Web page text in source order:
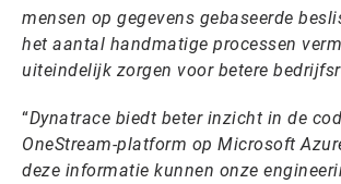
mensen op gegevens gebaseerde
het aantal handmatige processen
uiteindelijk zorgen voor betere
“Dynatrace biedt beter inzicht in de
OneStream-platform op Microsoft
deze informatie kunnen onze